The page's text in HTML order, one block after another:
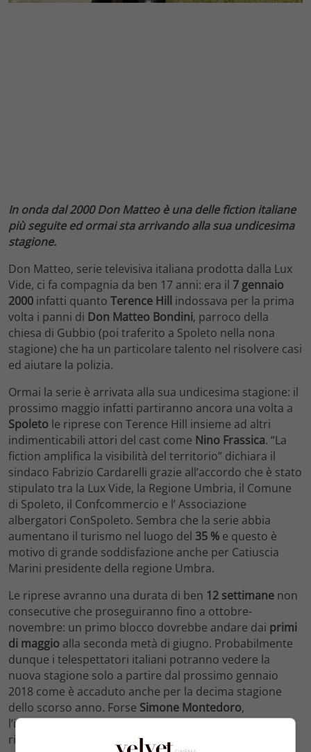
In onda dal 2000 Don Matteo è una delle fiction italiane
più seguite ed ormai sta arrivando alla sua undicesima
stagione.
Don Matteo, serie televisiva italiana prodotta dalla Lux
Vide, ci fa compagnia da ben 17 anni: era il 7 gennaio
2000 infatti quanto Terence Hill indossava per la prima
volta i panni di Don Matteo Bondini, parroco della
chiesa di Gubbio (poi traferito a Spoleto nella nona
stagione) che ha un particolare talento nel risolvere casi
ed aiutare la polizia.
Ormai la serie è arrivata alla sua undicesima stagione: il
prossimo maggio infatti partiranno ancora una volta a
Spoleto le riprese con Terence Hill insieme ad altri
indimenticabili attori del cast come Nino Frassica. “La
fiction amplifica la visibilità del territorio” dichiara il
sindaco Fabrizio Cardarelli grazie all’accordo che è stato
stipulato tra la Lux Vide, la Regione Umbria, il Comune
di Spoleto, il Confcommercio e l’ Associazione
albergatori ConSpoleto. Sembra che la serie abbia
aumentano il turismo nel luogo del 35 % e questo è
motivo di grande soddisfazione anche per Catiuscia
Marini presidente della regione Umbra.
Le riprese avranno una durata di ben 12 settimane non
consecutive che proseguiranno fino a ottobre-
novembre: un primo blocco dovrebbe andare dai primi
di maggio alla seconda metà di giugno. Probabilmente
dunque i telespettatori italiani potranno vedere la
nuova stagione solo a partire dal prossimo gennaio
2018 come è accaduto anche per la decima stagione
dello scorso anno. Forse Simone Montedoro,
l’interprete del capitanoGiulio Tommasinon farà
ritorno nei nuovi episodi visto che dalle anticipazioni si